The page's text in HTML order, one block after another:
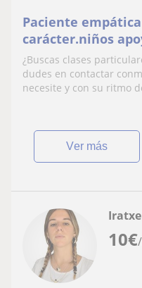
Paciente
carácter.niños
¿Buscas clases
dudes en contactar
necesite y con su ritmo
ver más
10€
Iratxe